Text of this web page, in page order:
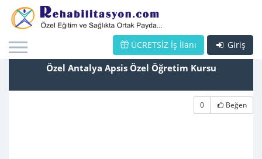
Giriş
ÜCRETSİZ İş İlanı
Özel Antalya Apsis Özel Öğretim Kursu
0 Beğen